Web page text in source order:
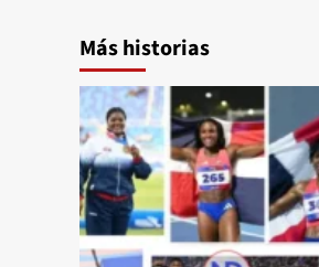
Más historias